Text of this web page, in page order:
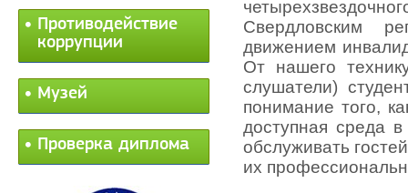
Противодействие
коррупции
Музей
Проверка диплома
Свердловским
движением
От нашего
слушатели)
понимание того,
доступная среда
обслуживать
их